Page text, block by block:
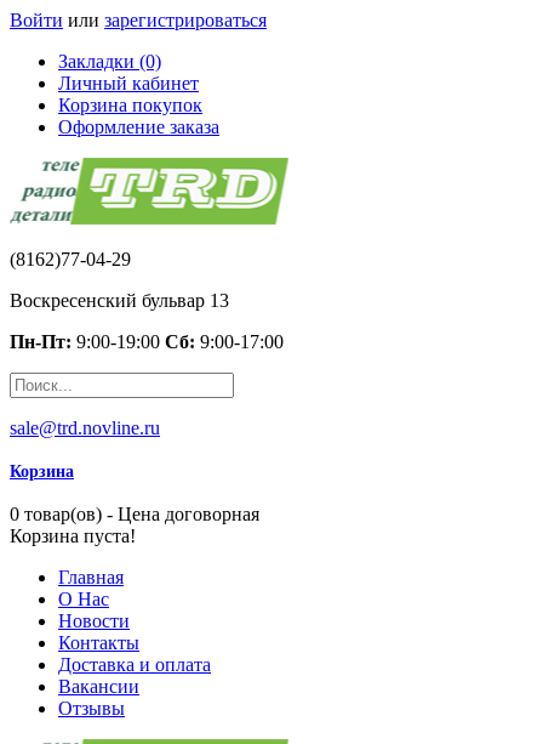
Войти или зарегистрироваться
Закладки (0)
Личный кабинет
Корзина покупок
Оформление заказа
(8162)77-04-29
Воскресенский бульвар 13
Пн-Пт: 9:00-19:00 Сб: 9:00-17:00
sale@trd.novline.ru
Корзина
0 товар(ов) - Цена договорная
Корзина пуста!
Главная
О Нас
Новости
Контакты
Доставка и оплата
Вакансии
Отзывы